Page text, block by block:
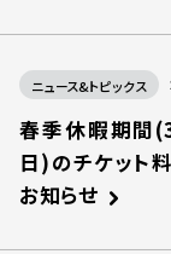
ニュース&トピックス
春季休暇期間
日)のチケット
お知らせ